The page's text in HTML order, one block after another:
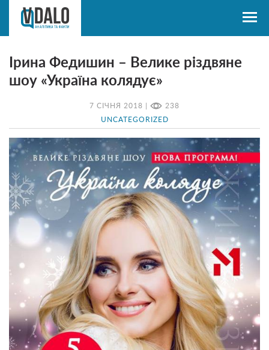
7 СІЧНЯ 2018 | 238
UNCATEGORIZED
Ірина Федишин – Велике різдвяне
шоу «Україна колядує»